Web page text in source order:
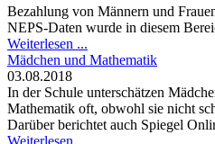
Bezahlung von Männern und
NEPS-Daten wurde in diesem
Weiterlesen ...
Mädchen und Mathematik
03.08.2018
In der Schule unterschätzen
Mathematik oft, obwohl sie nicht
Darüber berichtet auch Spiegel